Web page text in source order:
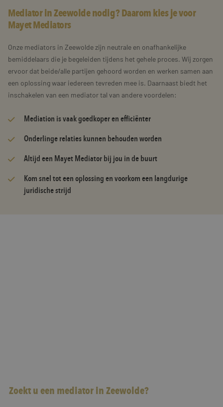
Mediator in Zeewolde nodig? Daarom kies je voor
Mayet Mediators
Onze mediators in Zeewolde zijn neutrale en onafhankelijke
bemiddelaars die je begeleiden tijdens het gehele proces. Wij zorgen
ervoor dat beide/alle partijen gehoord worden en werken samen aan
een oplossing waar iedereen tevreden mee is. Daarnaast biedt het
inschakelen van een mediator tal van andere voordelen:
Mediation is vaak goedkoper en efficiënter
Onderlinge relaties kunnen behouden worden
Altijd een Mayet Mediator bij jou in de buurt
Kom snel tot een oplossing en voorkom een langdurige
juridische strijd
Zoekt u een mediator in Zeewolde?